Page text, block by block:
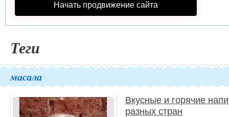
Начать продвижение сайта
Теги
масала
Вкусные и горячие
разных стран